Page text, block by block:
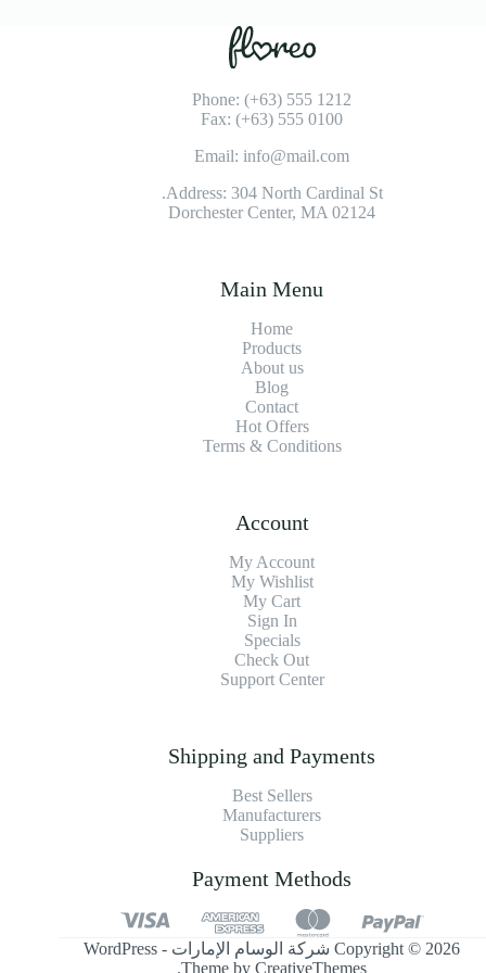
Phone: (+63) 555 1212
Fax: (+63) 555 0100
Email: info@mail.com
Address: 304 North Cardinal St.
Dorchester Center, MA 02124
Main Menu
Home
Products
About us
Blog
Contact
Hot Offers
Terms & Conditions
Account
My Account
My Wishlist
My Cart
Sign In
Specials
Check Out
Support Center
Shipping and Payments
Best Sellers
Manufacturers
Suppliers
Payment Methods
Copyright © 2026 شركة الوسام الإمارات - WordPress
Theme byCreativeThemes
.